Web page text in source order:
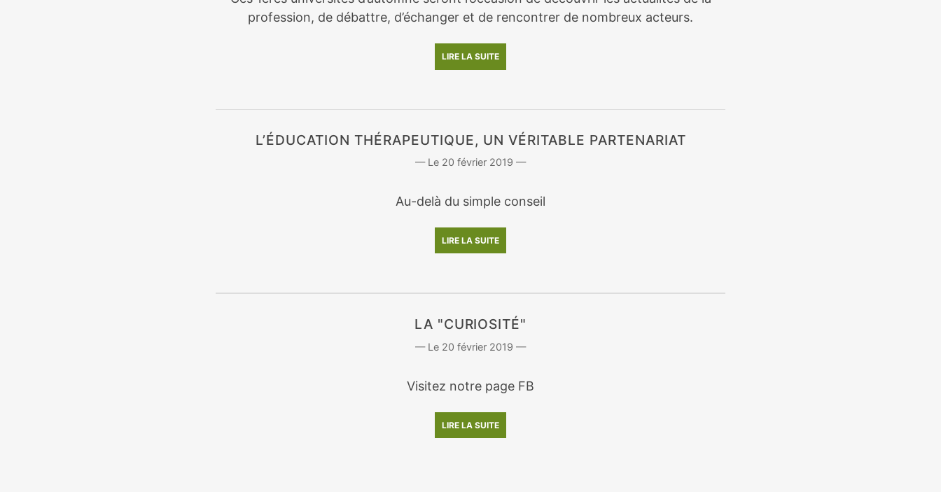
profession, de débattre, d’échanger et de rencontrer de nombreux acteurs.
LIRE LA SUITE
L’ÉDUCATION THÉRAPEUTIQUE, UN VÉRITABLE PARTENARIAT
20 février 2019
Au-delà du simple conseil
LIRE LA SUITE
LA "CURIOSITÉ"
20 février 2019
Visitez notre page FB
LIRE LA SUITE